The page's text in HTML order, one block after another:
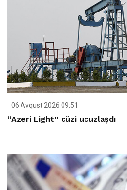
06 Avqust 2026 09:51
“Azeri Light” cüzi ucuzlaşdı